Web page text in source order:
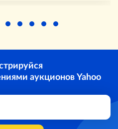
аукционов Yahoo